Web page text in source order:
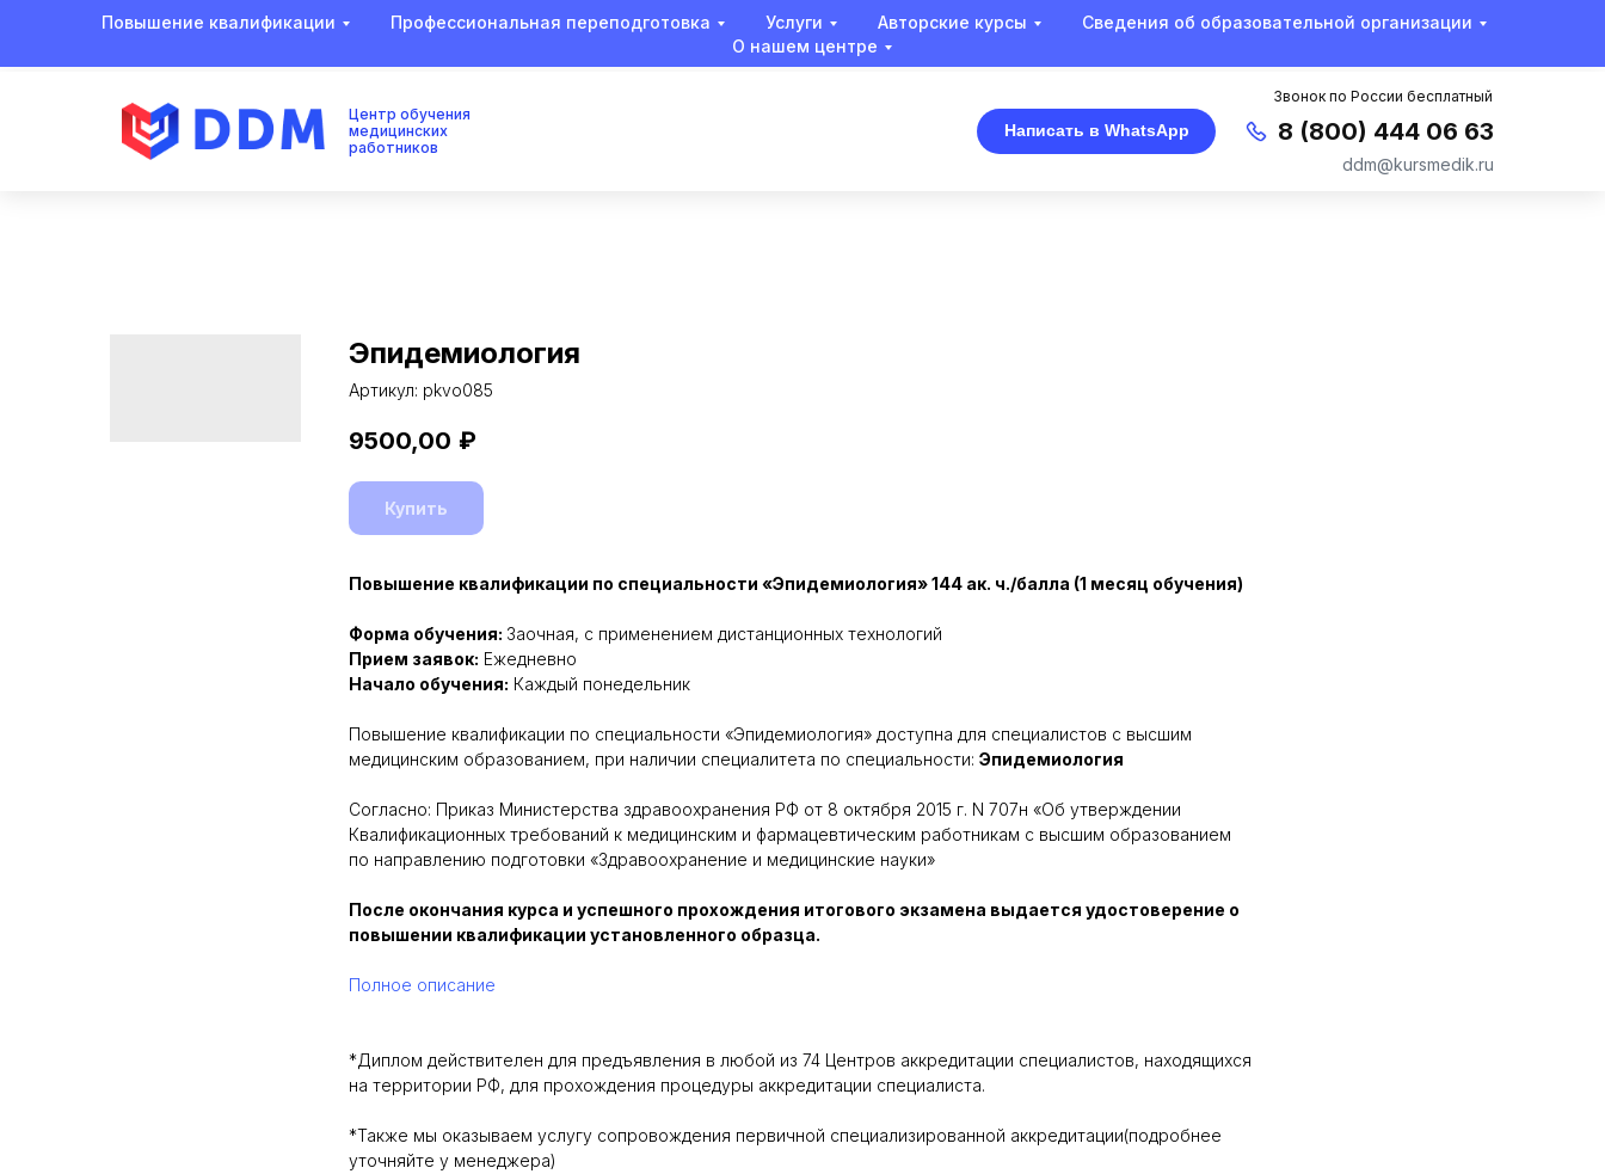
Повышение квалификации Профессиональная переподготовка Услуги Авторские курсы
Сведения об образовательной организации
О нашем центре
Центр обучения
медицинских
работников
ddm@kursmedik.ru
8 (800) 444 06 63
Звонок по России бесплатный
Написать в WhatsApp
Эпидемиология
Артикул: pkvo085
9500,00 ₽
Купить
Повышение квалификации по специальности «Эпидемиология» 144 ак. ч./балла (1 месяц обучения)
Форма обучения: Заочная, с применением дистанционных технологий
Прием заявок: Ежедневно
Начало обучения: Каждый понедельник
Повышение квалификации по специальности «Эпидемиология» доступна для специалистов с высшим
медицинским образованием, при наличии специалитета по специальности: Эпидемиология
Согласно: Приказ Министерства здравоохранения РФ от 8 октября 2015 г. N 707н «Об утверждении
Квалификационных требований к медицинским и фармацевтическим работникам с высшим образованием
по направлению подготовки «Здравоохранение и медицинские науки»
После окончания курса и успешного прохождения итогового экзамена выдается удостоверение о
повышении квалификации установленного образца.
Полное описание
*Диплом действителен для предъявления в любой из 74 Центров аккредитации специалистов, находящихся
на территории РФ, для прохождения процедуры аккредитации специалиста.
*Также мы оказываем услугу сопровождения первичной специализированной аккредитации(подробнее
уточняйте у менеджера)